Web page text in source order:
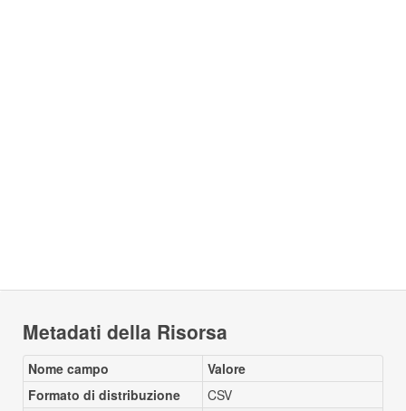
Metadati della Risorsa
Nome campo
Valore
Formato di distribuzione
CSV